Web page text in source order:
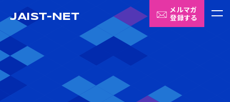
JAIST-NET メ
ABOUT US
メルマガ
登録する